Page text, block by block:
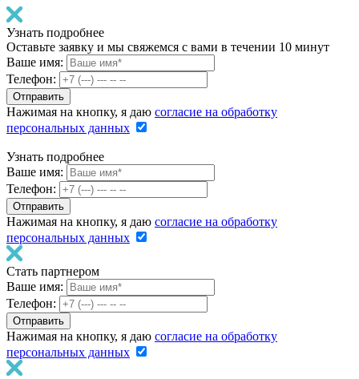
Узнать подробнее
Оставьте заявку и мы свяжемся с вами в течении 10 минут
Ваше имя:
Телефон:
Нажимая на кнопку, я даю согласие на обработку
персональных данных
Узнать подробнее
Ваше имя:
Телефон:
Нажимая на кнопку, я даю согласие на обработку
персональных данных
Стать партнером
Ваше имя:
Телефон:
Нажимая на кнопку, я даю согласие на обработку
персональных данных